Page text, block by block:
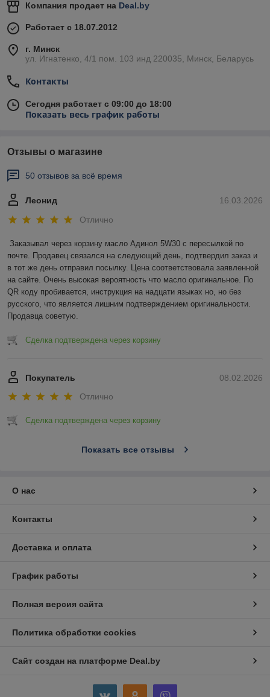
Компания продает на Deal.by
Работает с 18.07.2012
г. Минск
ул. Игнатенко, 4/1 пом. 103 инд 220035, Минск, Беларусь
Контакты
Сегодня работает с 09:00 до 18:00
Показать весь график работы
Отзывы о магазине
50 отзывов за всё время
16.03.2026
Леонид
Отлично
Заказывал через корзину масло Адинол 5W30 с пересылкой по
почте. Продавец связался на следующий день, подтвердил заказ и
в тот же день отправил посылку. Цена соответствовала заявленной
на сайте. Очень высокая вероятность что масло оригинальное. По
QR коду пробивается, инструкция на надцати языках но, но без
русского, что является лишним подтверждением оригинальности.
Продавца советую.
Сделка подтверждена через корзину
08.02.2026
Покупатель
Отлично
Сделка подтверждена через корзину
Показать все отзывы
О нас
Контакты
Доставка и оплата
График работы
Полная версия сайта
Политика обработки cookies
Сайт создан на платформе Deal.by